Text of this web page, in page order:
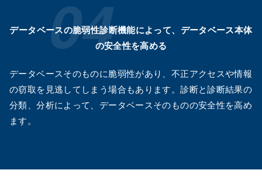
データベースの脆弱性診断機能によって、データベース本体
の安全性を高める
データベースそのものに脆弱性があり、不正アクセスや情報
の窃取を見逃してしまう場合もあります。診断と診断結果の
分類、分析によって、データベースそのものの安全性を高め
ます。